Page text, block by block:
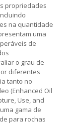
propriedades
na quantidade
uma
de
o grau de
diferentes
tanto no
(Enhanced Oil
Use, and
gama de
para rochas